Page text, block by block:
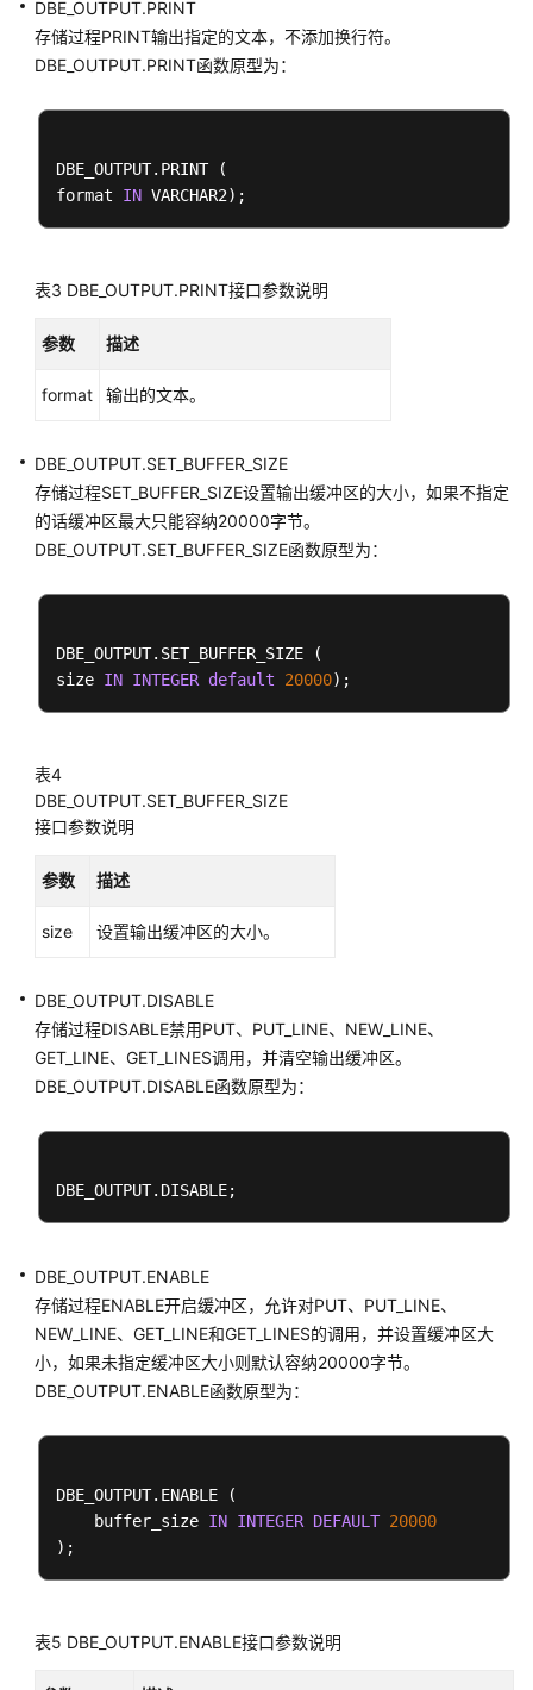
调
优
指
参
考
佳
定
义
函
数
存
过
程
程
据
型
数
据
类
型
换
数
和
record
声
明
基
本
句
动
DBE_OUTPUT.PRINT
存储过程PRINT输出指定的文本，不添加换行符。
DBE_OUTPUT.PRINT函数原型为：
DBE_OUTPUT.PRINT (
format IN
表3 DBE_OUTPUT.PRINT接口参数说明
参数 描述
format 输出的文本。
DBE_OUTPUT.SET_BUFFER_SIZE
存储过程SET_BUFFER_SIZE设置输出缓冲区的大小，如果不指定
的话缓冲区最大只能容纳20000字节。
DBE_OUTPUT.SET_BUFFER_SIZE函数原型为：
DBE_OUTPUT.SET_BUFFER_SIZE (
size IN INTEGER default 20000
表4
DBE_OUTPUT.SET_BUFFER_SIZE
接口参数说明
参数 描述
size 设置输出缓冲区的大小。
DBE_OUTPUT.DISABLE
存储过程DISABLE禁用PUT、PUT_LINE、NEW_LINE、
GET_LINE、GET_LINES调用，并清空输出缓冲区。
DBE_OUTPUT.DISABLE函数原型为：
DBE_OUTPUT.ENABLE
存储过程ENABLE开启缓冲区，允许对PUT、PUT_LINE、
NEW_LINE、GET_LINE和GET_LINES的调用，并设置缓冲区大
小，如果未指定缓冲区大小则默认容纳20000字节。
DBE_OUTPUT.ENABLE函数原型为：
DBE_OUTPUT.ENABLE (
    buffer_size
IN INTEGER DEFAULT 20000
表5 DBE_OUTPUT.ENABLE接口参数说明